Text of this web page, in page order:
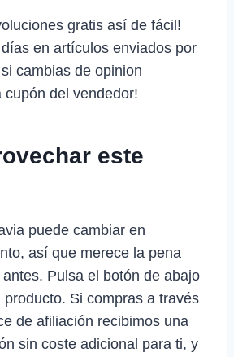
gratis así de fácil!
en artículos enviados por
cambias de opinion
cupón del vendedor!
este
puede cambiar en
así que merece la pena
Pulsa el botón de abajo
producto. Si compras a través
de afiliación recibimos una
sin coste adicional para ti, y